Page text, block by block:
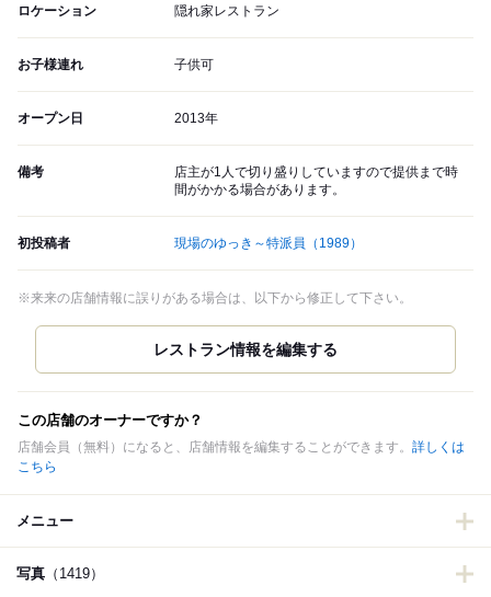
ロケーション 隠れ家レストラン
お子様連れ 子供可
オープン日 2013年
備考
店主が1人で切り盛りしていますので提供まで時
間がかかる場合があります。
初投稿者 現場のゆっき～特派員 （1989）
※来来の店舗情報に誤りがある場合は、以下から修正して下さい。
この店舗のオーナーですか？
店舗会員（無料）になると、店舗情報を編集することができます。 詳しくは
こちら
メニュー
写真 （1419）